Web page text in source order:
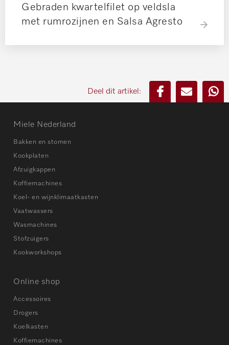
Gebraden kwartelfilet op veldsla
met rumrozijnen en Salsa Agresto
Deel dit artikel:
Miele Nederland
Bakken en stomen
Kookplaten
Afzuigkappen
Koffiemachines
Koel- en wijnklimaatkasten
Vaatwassers
Wasmachines
Stofzuigers
Kookworkshops
Online shop
Accessoires
Drogers
Koelkasten
Koffiemachines